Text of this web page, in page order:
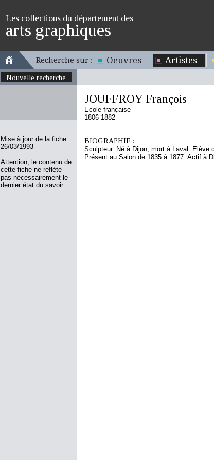
Les collections du département des
arts graphiques
Recherche sur : Oeuvres Artistes
Nouvelle recherche
Mise à jour de la fiche
26/03/1993
Attention, le contenu de
cette fiche ne reflète
pas nécessairement le
dernier état du savoir.
JOUFFROY François
Ecole française
1806-1882
BIOGRAPHIE :
Sculpteur. Né à Dijon, mort à Laval. Elève
Présent au Salon de 1835 à 1877. Actif à